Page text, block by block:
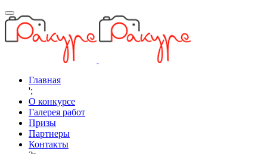
Главная
';
О конкурсе
Галерея работ
Призы
Партнеры
Контакты